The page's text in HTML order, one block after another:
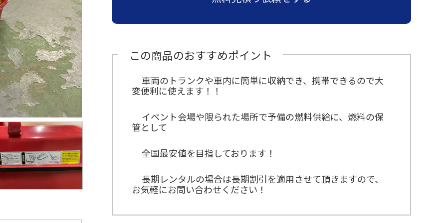
この商品のおすすめポイント
車両のトランクや車内に簡単に収納でき、携帯できるので大
変便利に使えます！！
イベント会場や限られた場所で予備の燃料供給に、燃料の保
管として
全国最安値を目指しております！
長期レンタルの場合は長期割引を適用させて頂きますので、
お気軽にお問い合わせください！